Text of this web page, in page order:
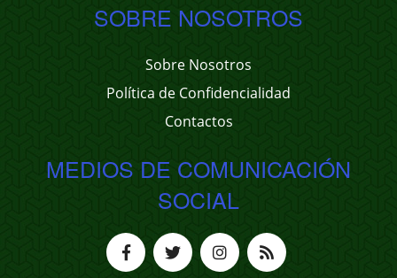
SOBRE NOSOTROS
Sobre Nosotros
Política de Confidencialidad
Contactos
MEDIOS DE COMUNICACIÓN
SOCIAL